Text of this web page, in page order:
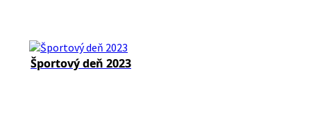
Športový deň 2023